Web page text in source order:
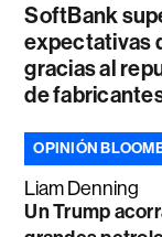
SoftBank
expectativas
gracias al
de
OPINIÓN
Liam Denning
Un Trump